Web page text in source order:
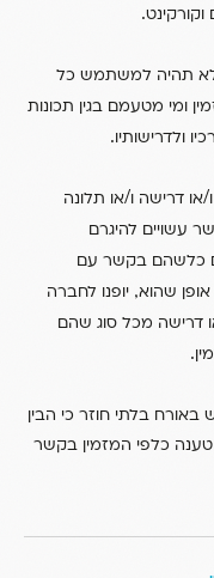
.
תהיה למשתמש כל
ומי מטעמם בגין תכונות
ולדרישותיו.
/או דרישה ו/או תלונה
עשויים להיגרם
כלשהם בקשר עם
שהוא, יופנו לחברה
דרישה מכל סוג שהם
.
בלתי חוזר כי הבין
טענה כלפי המזמין בקשר